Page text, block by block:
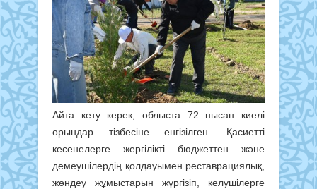
Айта кету керек, облыста 72 нысан киелі
орындар тізбесіне енгізілген. Қасиетті
кесенелерге жергілікті бюджеттен және
демеушілердің қолдауымен реставрациялық,
жөндеу жұмыстарын жүргізіп, келушілерге